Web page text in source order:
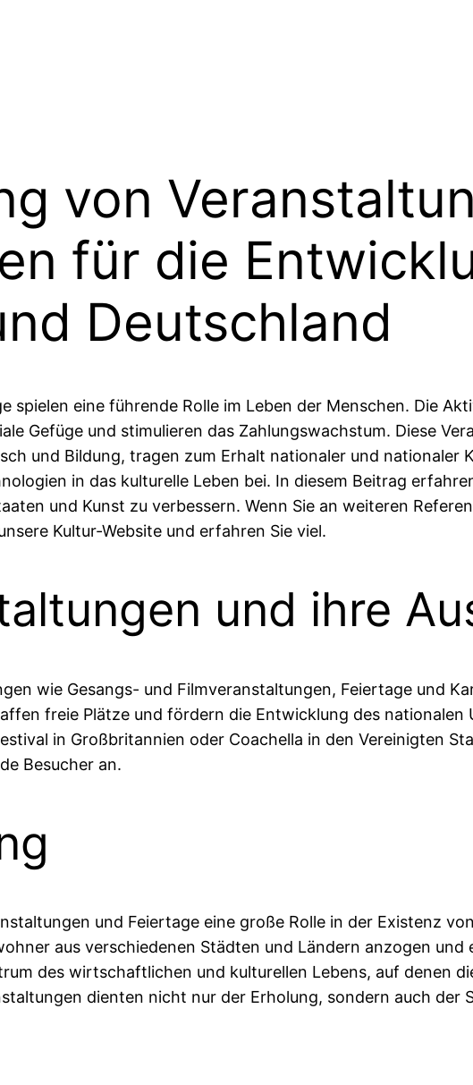
von
für die
Deutschland
spielen eine führende Rolle im Leben der Menschen. Die
Gefüge und stimulieren das Zahlungswachstum. Diese
und Bildung, tragen zum Erhalt nationaler und nationaler
in das kulturelle Leben bei. In diesem Beitrag
und Kunst zu verbessern. Wenn Sie an weiteren
Kultur-Website und erfahren Sie viel.
und ihre
wie Gesangs- und Filmveranstaltungen, Feiertage und
freie Plätze und fördern die Entwicklung des
in Großbritannien oder Coachella in den Vereinigten
Besucher an.
und Feiertage eine große Rolle in der Existenz
aus verschiedenen Städten und Ländern anzogen
des wirtschaftlichen und kulturellen Lebens, auf denen
dienten nicht nur der Erholung, sondern auch der